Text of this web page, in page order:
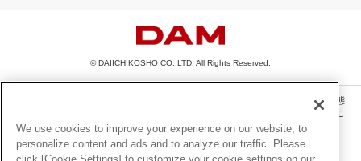
© DAIICHIKOSHO CO.,LTD. All Rights Reserved.
このサイトに掲載されている一切の文章・画像・写真・動画・音声等を、手段や形態
を問わず、著作権法の定める範囲を超えて無断で複製、転載、ファイル化などするこ
とを禁じます。
楽曲及びコンテンツは、機種によりご利用いただけない場合があります。
We use cookies to improve your experience on our website, to
personalize content and ads and to analyze our traffic. Please